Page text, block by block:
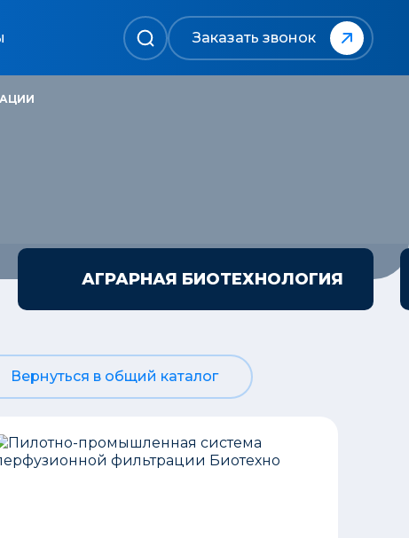
Заказать звонок
АГРАРНАЯ БИОТЕХНОЛОГИЯ
Вернуться в общий каталог